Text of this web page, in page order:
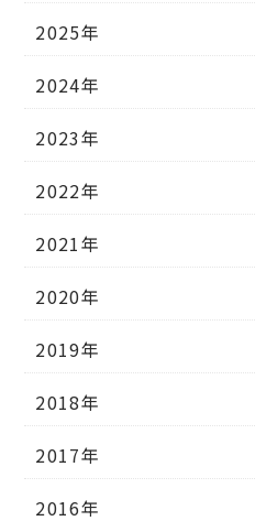
2025年
2024年
2023年
2022年
2021年
2020年
2019年
2018年
2017年
2016年